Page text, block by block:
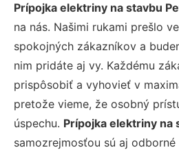
Prípojka elektriny na stavbu
na nás. Našimi rukami prešlo
spokojných zákazníkov a
nim pridáte aj vy. Každému
prispôsobiť a vyhovieť v
pretože vieme, že osobný
úspechu. Prípojka elektriny na
samozrejmosťou sú aj